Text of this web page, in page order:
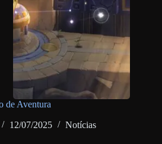
de Aventura
12/07/2025 Notícias